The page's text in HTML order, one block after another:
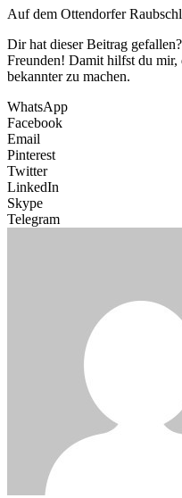
Auf dem Ottendorfer
Dir hat dieser Beitrag
Freunden! Damit hilfst du
bekannter zu machen.
WhatsApp
Facebook
Email
Pinterest
Twitter
LinkedIn
Skype
Telegram